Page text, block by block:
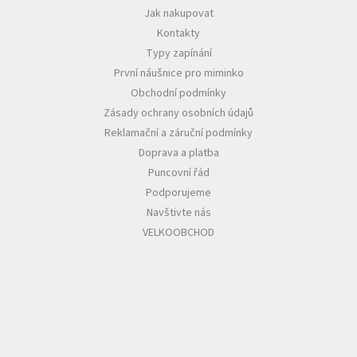
Jak nakupovat
Kontakty
Typy zapínání
První náušnice pro miminko
Obchodní podmínky
Zásady ochrany osobních údajů
Reklamační a záruční podmínky
Doprava a platba
Puncovní řád
Podporujeme
Navštivte nás
VELKOOBCHOD